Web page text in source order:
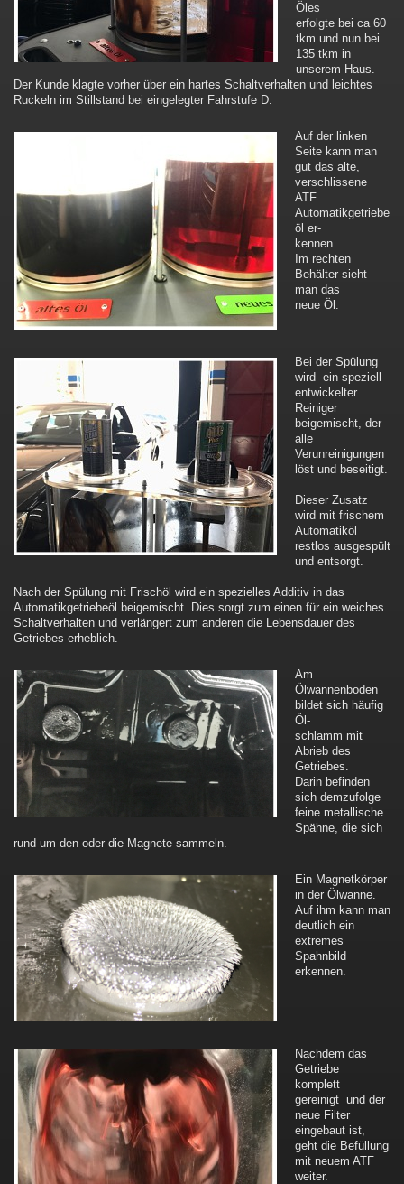
Öles
erfolgte bei ca 60
tkm und nun bei
135 tkm in
unserem Haus.
Der Kunde klagte vorher über ein hartes Schaltverhalten und leichtes
Ruckeln im Stillstand bei eingelegter Fahrstufe D.
Auf der linken
Seite kann man
gut das alte,
verschlissene
ATF
Automatikgetriebe
öl er-
kennen.
Im rechten
Behälter sieht
man das
neue Öl.
Bei der Spülung
wird ein speziell
entwickelter
Reiniger
beigemischt, der
alle
Verunreinigungen
löst und beseitigt.
Dieser Zusatz
wird mit frischem
Automatiköl
restlos ausgespült
und entsorgt.
Nach der Spülung mit Frischöl wird ein spezielles Additiv in das
Automatikgetriebeöl beigemischt. Dies sorgt zum einen für ein weiches
Schaltverhalten und verlängert zum anderen die Lebensdauer des
Getriebes erheblich.
Am
Ölwannenboden
bildet sich häufig
Öl-
schlamm mit
Abrieb des
Getriebes.
Darin befinden
sich demzufolge
feine metallische
Spähne, die sich
rund um den oder die Magnete sammeln.
Ein Magnetkörper
in der Ölwanne.
Auf ihm kann man
deutlich ein
extremes
Spahnbild
erkennen.
Nachdem das
Getriebe
komplett
gereinigt und der
neue Filter
eingebaut ist,
geht die Befüllung
mit neuem ATF
weiter.